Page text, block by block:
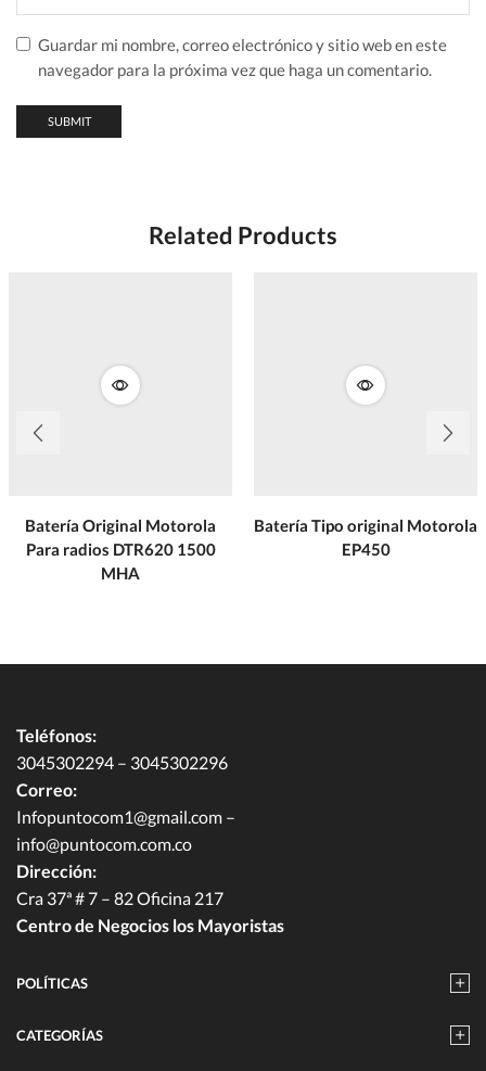
Guardar mi nombre, correo electrónico y sitio web en este
navegador para la próxima vez que haga un comentario.
Related Products
Batería Original Motorola
Para radios DTR620 1500
MHA
Batería Tipo original Motorola
EP450
Teléfonos:
3045302294 – 3045302296
Correo:
Infopuntocom1@gmail.com –
info@puntocom.com.co
Dirección:
Cra 37ª # 7 – 82 Oficina 217
Centro de Negocios los Mayoristas
POLÍTICAS
CATEGORÍAS